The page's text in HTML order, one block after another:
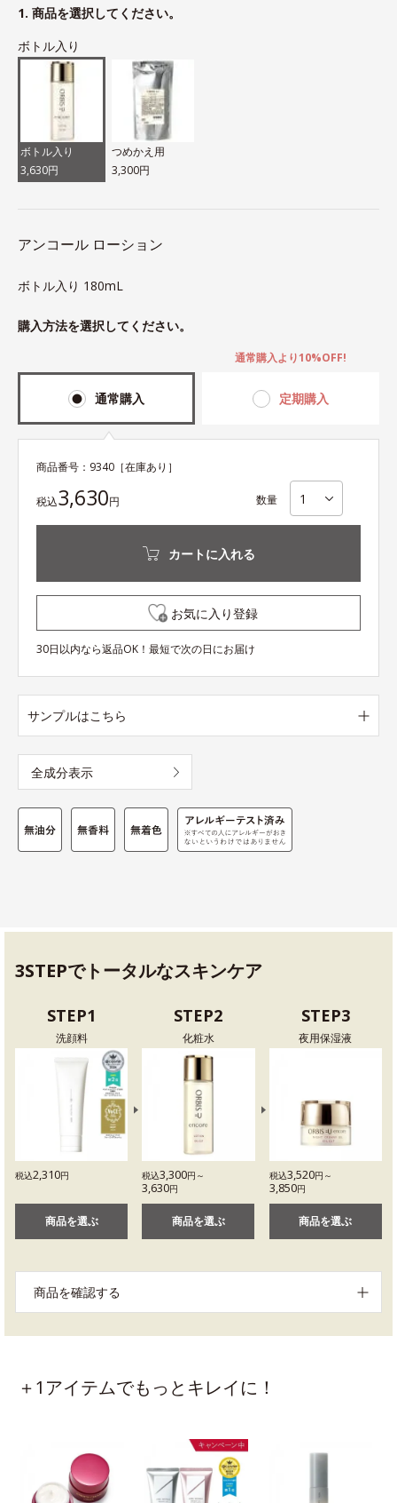
1. 商品を選択してください。
ボトル入り
ボトル入り
3,630円
つめかえ用
3,300円
アンコール ローション
ボトル入り 180mL
購入方法を選択してください。
通常購入 定期購入
通常購入より10%OFF!
商品番号： 9340 ［在庫あり］
税込3,630円 数量
カートに入れる
お気に入り登録
30日以内なら返品OK！最短で次の日にお届け
サンプルはこちら
全成分表示
3STEPでトータルなスキンケア
STEP1
洗顔料
税込2,310円
商品を選ぶ
STEP2
化粧水
税込3,300円～
3,630円
商品を選ぶ
STEP3
夜用保湿液
税込3,520円～
3,850円
商品を選ぶ
商品を確認する
＋1アイテムでもっとキレイに！